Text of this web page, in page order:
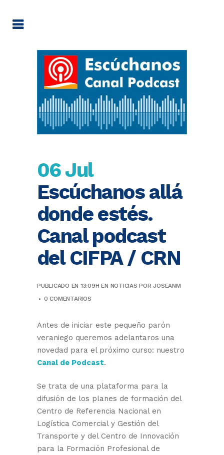
06 Jul
Escúchanos allá
donde estés.
Canal podcast
del CIFPA / CRN
PUBLICADO EN 13:09H EN NOTICIAS PORJOSEANM
0 COMENTARIOS
Antes de iniciar este pequeño parón
veraniego queremos adelantaros una
novedad para el próximo curso: nuestro
Canal de Podcast.
Se trata de una plataforma para la
difusión de los planes de formación del
Centro de Referencia Nacional en
Logística Comercial y Gestión del
Transporte y del Centro de Innovación
para la Formación Profesional de